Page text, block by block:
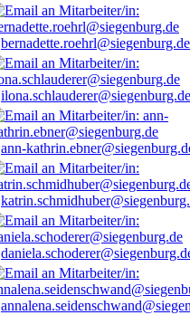
bernadette.roehrl@siegenburg.de
ilona.schlauderer@siegenburg.de
ann-